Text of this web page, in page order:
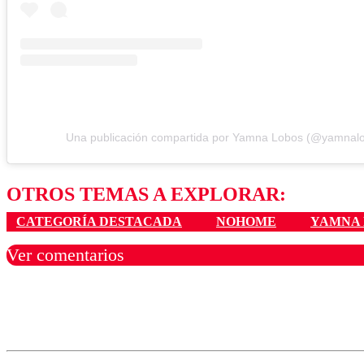
Una publicación compartida por Yamna Lobos
OTROS TEMAS A EXPLORAR:
CATEGORÍA DESTACADA NOHOME YAMNA
Ver comentarios